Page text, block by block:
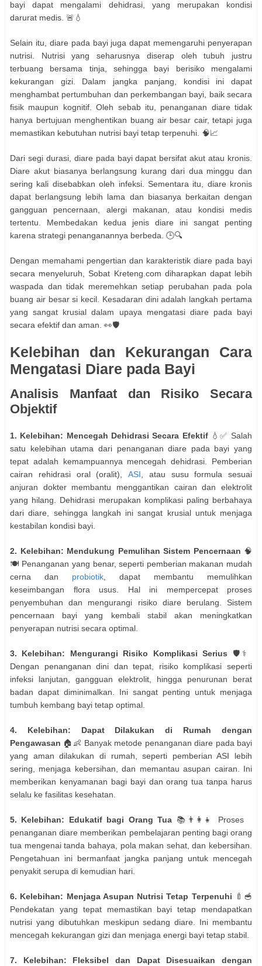
bayi dapat mengalami dehidrasi, yang merupakan kondisi
darurat medis. 🚨💧
Selain itu, diare pada bayi juga dapat memengaruhi penyerapan
nutrisi. Nutrisi yang seharusnya diserap oleh tubuh justru
terbuang bersama tinja, sehingga bayi berisiko mengalami
kekurangan gizi. Dalam jangka panjang, kondisi ini dapat
menghambat pertumbuhan dan perkembangan bayi, baik secara
fisik maupun kognitif. Oleh sebab itu, penanganan diare tidak
hanya bertujuan menghentikan buang air besar cair, tetapi juga
memastikan kebutuhan nutrisi bayi tetap terpenuhi. 🧠📈
Dari segi durasi, diare pada bayi dapat bersifat akut atau kronis.
Diare akut biasanya berlangsung kurang dari dua minggu dan
sering kali disebabkan oleh infeksi. Sementara itu, diare kronis
dapat berlangsung lebih lama dan biasanya berkaitan dengan
gangguan pencernaan, alergi makanan, atau kondisi medis
tertentu. Membedakan kedua jenis diare ini sangat penting
karena strategi penanganannya berbeda. 🕒🔍
Dengan memahami pengertian dan karakteristik diare pada bayi
secara menyeluruh, Sobat Kreteng.com diharapkan dapat lebih
waspada dan tidak meremehkan setiap perubahan pada pola
buang air besar si kecil. Kesadaran dini adalah langkah pertama
yang sangat krusial dalam upaya mengatasi diare pada bayi
secara efektif dan aman. 👀🛡️
Kelebihan dan Kekurangan Cara
Mengatasi Diare pada Bayi
Analisis Manfaat dan Risiko Secara
Objektif
1. Kelebihan: Mencegah Dehidrasi Secara Efektif💧✅ Salah
satu kelebihan utama dari penanganan diare pada bayi yang
tepat adalah kemampuannya mencegah dehidrasi. Pemberian
cairan rehidrasi oral (oralit), ASI, atau susu formula sesuai
anjuran dokter membantu menggantikan cairan dan elektrolit
yang hilang. Dehidrasi merupakan komplikasi paling berbahaya
dari diare, sehingga langkah ini sangat krusial untuk menjaga
kestabilan kondisi bayi.
2. Kelebihan: Mendukung Pemulihan Sistem Pencernaan 🧠
🍽️ Penanganan yang benar, seperti pemberian makanan mudah
cerna dan probiotik, dapat membantu memulihkan
keseimbangan flora usus. Hal ini mempercepat proses
penyembuhan dan mengurangi risiko diare berulang. Sistem
pencernaan bayi yang kembali stabil akan meningkatkan
penyerapan nutrisi secara optimal.
3. Kelebihan: Mengurangi Risiko Komplikasi Serius 🛡️⚕️
Dengan penanganan dini dan tepat, risiko komplikasi seperti
infeksi lanjutan, gangguan elektrolit, hingga penurunan berat
badan dapat diminimalkan. Ini sangat penting untuk menjaga
tumbuh kembang bayi tetap optimal.
4. Kelebihan: Dapat Dilakukan di Rumah dengan
Pengawasan 🏠👶 Banyak metode penanganan diare pada bayi
yang aman dilakukan di rumah, seperti pemberian ASI lebih
sering, menjaga kebersihan, dan memantau asupan cairan. Ini
memberikan kenyamanan bagi bayi dan orang tua tanpa harus
selalu ke fasilitas kesehatan.
5. Kelebihan: Edukatif bagi Orang Tua 📚👨‍👩‍👧 Proses
penanganan diare memberikan pembelajaran penting bagi orang
tua mengenai tanda bahaya, pola makan sehat, dan kebersihan.
Pengetahuan ini bermanfaat jangka panjang untuk mencegah
penyakit serupa di kemudian hari.
6. Kelebihan: Menjaga Asupan Nutrisi Tetap Terpenuhi 🍼🥣
Pendekatan yang tepat memastikan bayi tetap mendapatkan
nutrisi yang dibutuhkan meskipun sedang diare. Ini membantu
mencegah kekurangan gizi dan menjaga energi bayi tetap stabil.
7. Kelebihan: Fleksibel dan Dapat Disesuaikan dengan